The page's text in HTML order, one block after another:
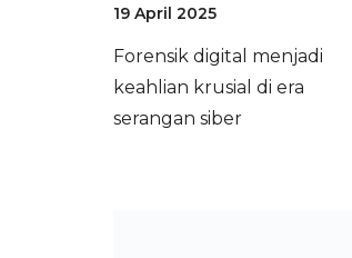
19 April 2025
Forensik digital menjadi
keahlian krusial di era
serangan siber